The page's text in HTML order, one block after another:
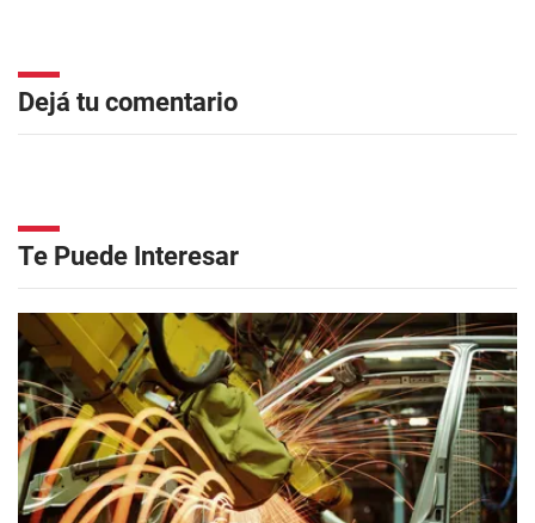
Dejá tu comentario
Te Puede Interesar